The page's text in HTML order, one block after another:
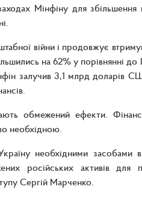
Мінфіну для
війни і продовжує
на 62% у порівнянні
залучив 3,1 млрд доларів
обмежений ефекти.
необхідною.
необхідними
російських активів
Сергій Марченко.